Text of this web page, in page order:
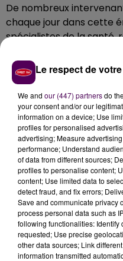
De nombreux
chaque jour dans cette
spécialistes de la santé,
professionnels de
d'entreprise, etc., afin
complet sur les
sanitaire, économique
Ecoutez-nousen FM,
FM ou sursweetfm.fr!
Le respect de
We and our (447) partnersdo
your consent and/or our
information on a device; Use
profiles for personalised
advertising; Measure
performance; Understand
of data from different sources;
profiles to personalise content;
content; Use limited data to
detect fraud, and fix errors;
Save and communicate privacy
process personal data such as
following functionalities:
requested; Use precise
other data sources; Link
information transmitted